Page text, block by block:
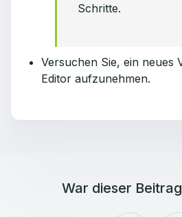
Schritte.
Versuchen Sie, ein neues
Editor aufzunehmen.
War dieser